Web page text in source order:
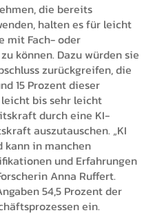
die bereits
halten es für leicht
mit Fach- oder
können. Dazu würden sie
zurückgreifen, die
15 Prozent dieser
bis sehr leicht
durch eine KI-
auszutauschen. „KI
kann in manchen
und Erfahrungen
Anna Ruffert.
54,5 Prozent der
ein.